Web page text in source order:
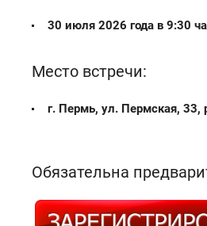
30 июля 2026 года в 9:30
Место встречи:
г. Пермь, ул. Пермская, 33,
Обязательна